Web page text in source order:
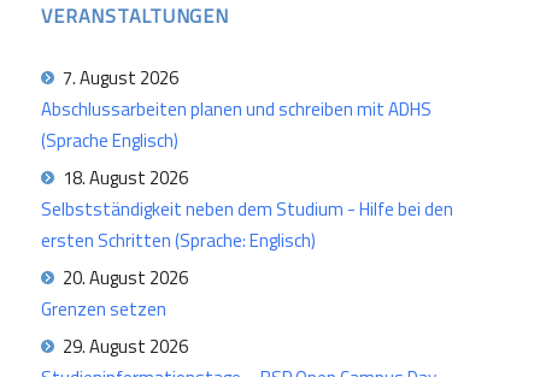
VERANSTALTUNGEN
7. August 2026
Abschlussarbeiten planen und schreiben mit ADHS
(Sprache Englisch)
18. August 2026
Selbstständigkeit neben dem Studium - Hilfe bei den
ersten Schritten (Sprache: Englisch)
20. August 2026
Grenzen setzen
29. August 2026